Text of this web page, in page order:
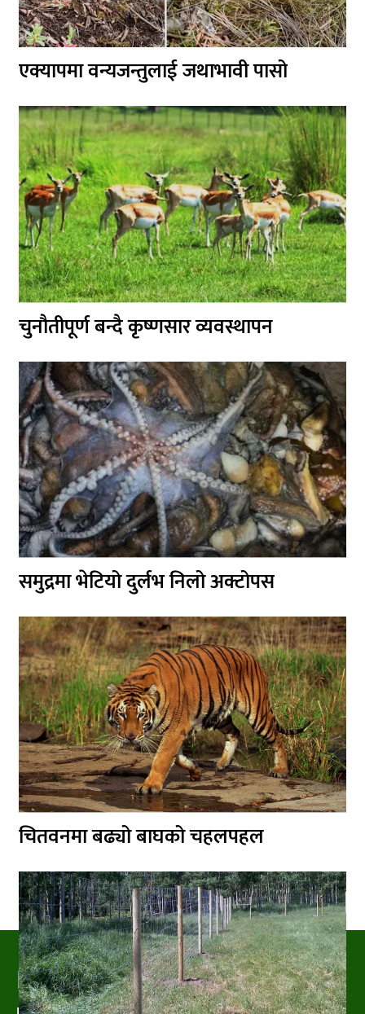
एक्यापमा वन्यजन्तुलाई जथाभावी पासो
चुनौतीपूर्ण बन्दै कृष्णसार व्यवस्थापन
समुद्रमा भेटियो दुर्लभ निलो अक्टोपस
चितवनमा बढ्यो बाघको चहलपहल
PRAKRITIPRESS